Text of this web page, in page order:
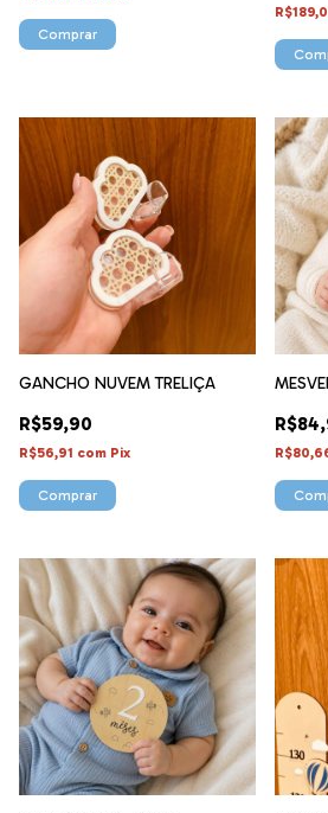
Comprar
GANCHO NUVEM TRELIÇA
R$59,90
R$56,91 com Pix